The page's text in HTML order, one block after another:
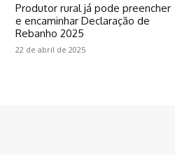
Produtor rural já pode preencher
e encaminhar Declaração de
Rebanho 2025
22 de abril de 2025